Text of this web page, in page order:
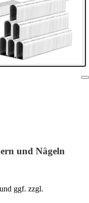
und Nägeln
ggf. zzgl.